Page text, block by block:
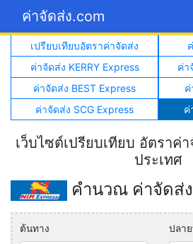
ค่าจัดส่ง.com
เปรียบเทียบอัตราค่าจัดส่ง
ค่าจัดส่ง KERRY Express
ค่า
ค่าจัดส่ง BEST Express
ค่
ค่าจัดส่ง SCG Express
ค่
เว็บไซต์เปรียบเทียบ อัตราค่
ประเทศ
คำนวณ ค่าจัดส่
ต้นทาง ปลา